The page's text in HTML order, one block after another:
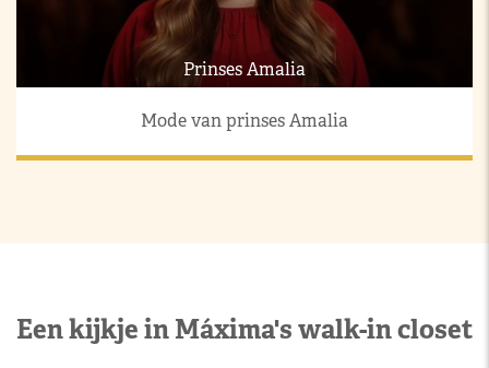
Prinses Amalia
Mode van prinses Amalia
Een kijkje in Máxima's walk-in closet